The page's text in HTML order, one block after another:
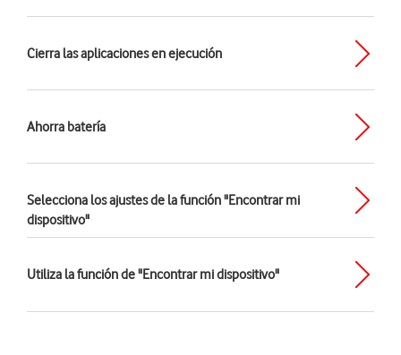
Cierra las aplicaciones en ejecución
Ahorra batería
Selecciona los ajustes de la función "Encontrar mi
dispositivo"
Utiliza la función de "Encontrar mi dispositivo"